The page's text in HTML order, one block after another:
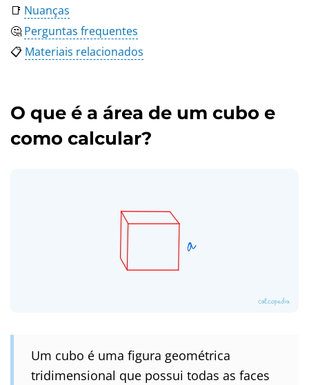
📑 Nuanças
🤔 Perguntas frequentes
📋 Materiais relacionados
O que é a área de um cubo e
como calcular?
Um cubo é uma figura geométrica
tridimensional que possui todas as faces